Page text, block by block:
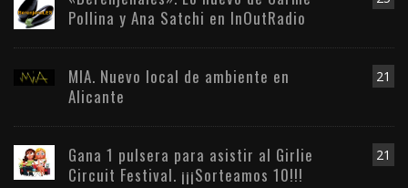
Pollina y Ana Satchi en InOutRadio
21
MIA. Nuevo local de ambiente en
Alicante
21
Gana 1 pulsera para asistir al Girlie
Circuit Festival. ¡¡¡Sorteamos 10!!!